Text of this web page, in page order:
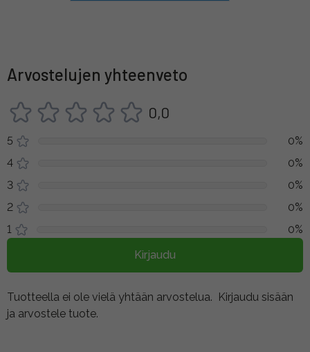
Arvostelujen yhteenveto
0,0
5
0%
4
0%
3
0%
2
0%
1
0%
Kirjaudu
Tuotteella ei ole vielä yhtään arvostelua. Kirjaudu sisään
ja arvostele tuote.